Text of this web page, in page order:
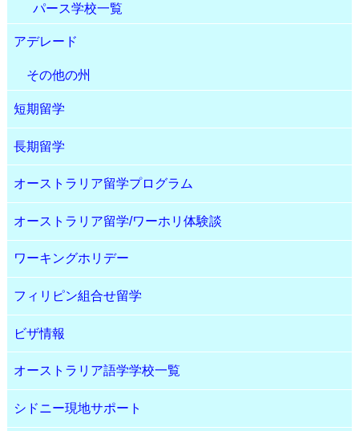
パース学校一覧
アデレード
その他の州
短期留学
長期留学
オーストラリア留学プログラム
オーストラリア留学/ワーホリ体験談
ワーキングホリデー
フィリピン組合せ留学
ビザ情報
オーストラリア語学学校一覧
シドニー現地サポート